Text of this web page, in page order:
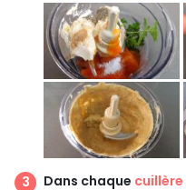
Dans chaque cuillère